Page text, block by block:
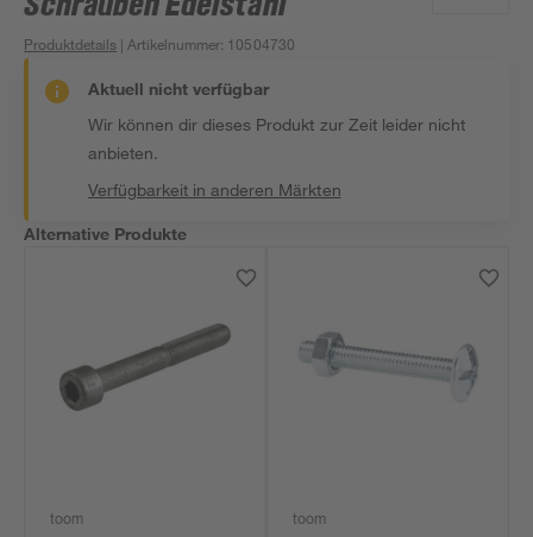
Produktdetails | Artikelnummer: 10504730
Aktuell nicht verfügbar
Wir können dir dieses Produkt zur Zeit leider nicht
anbieten.
Verfügbarkeit in anderen Märkten
Alternative Produkte
toom toom